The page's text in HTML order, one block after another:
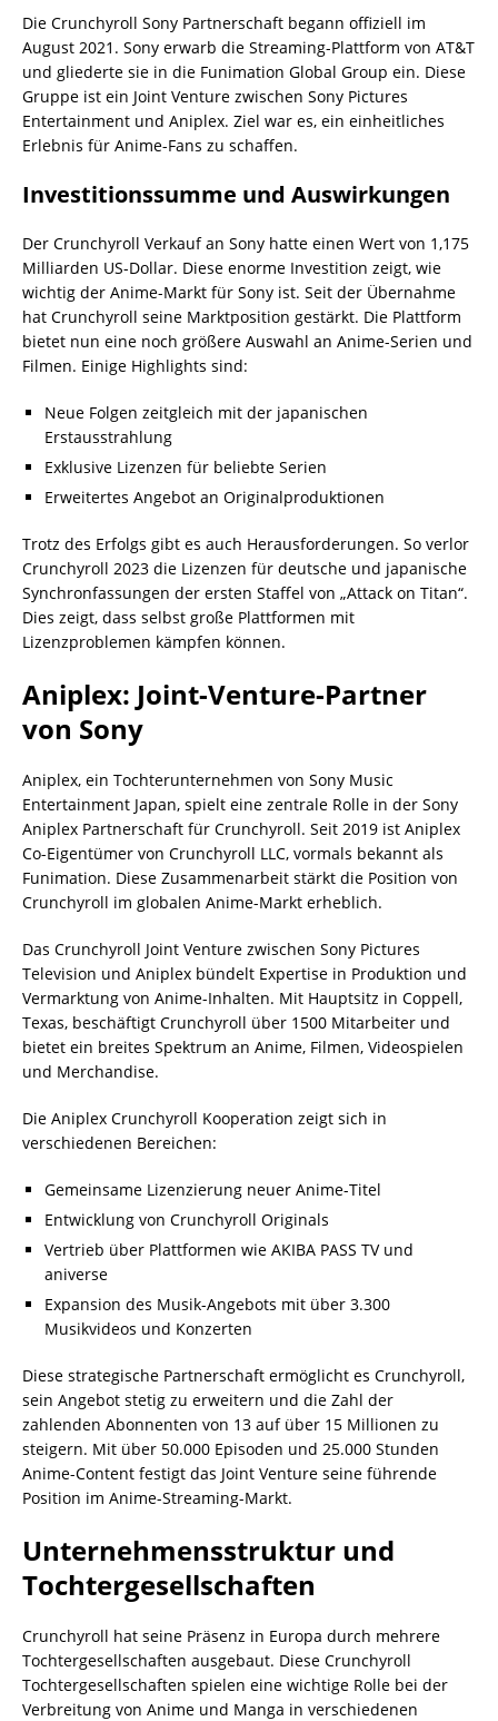
Die Crunchyroll Sony Partnerschaft begann offiziell im
August 2021. Sony erwarb die Streaming-Plattform von AT&T
und gliederte sie in die Funimation Global Group ein. Diese
Gruppe ist ein Joint Venture zwischen Sony Pictures
Entertainment und Aniplex. Ziel war es, ein einheitliches
Erlebnis für Anime-Fans zu schaffen.
Investitionssumme und Auswirkungen
Der Crunchyroll Verkauf an Sony hatte einen Wert von 1,175
Milliarden US-Dollar. Diese enorme Investition zeigt, wie
wichtig der Anime-Markt für Sony ist. Seit der Übernahme
hat Crunchyroll seine Marktposition gestärkt. Die Plattform
bietet nun eine noch größere Auswahl an Anime-Serien und
Filmen. Einige Highlights sind:
Neue Folgen zeitgleich mit der japanischen
Erstausstrahlung
Exklusive Lizenzen für beliebte Serien
Erweitertes Angebot an Originalproduktionen
Trotz des Erfolgs gibt es auch Herausforderungen. So verlor
Crunchyroll 2023 die Lizenzen für deutsche und japanische
Synchronfassungen der ersten Staffel von „Attack on Titan“.
Dies zeigt, dass selbst große Plattformen mit
Lizenzproblemen kämpfen können.
Aniplex: Joint-Venture-Partner
von Sony
Aniplex, ein Tochterunternehmen von Sony Music
Entertainment Japan, spielt eine zentrale Rolle in der Sony
Aniplex Partnerschaft für Crunchyroll. Seit 2019 ist Aniplex
Co-Eigentümer von Crunchyroll LLC, vormals bekannt als
Funimation. Diese Zusammenarbeit stärkt die Position von
Crunchyroll im globalen Anime-Markt erheblich.
Das Crunchyroll Joint Venture zwischen Sony Pictures
Television und Aniplex bündelt Expertise in Produktion und
Vermarktung von Anime-Inhalten. Mit Hauptsitz in Coppell,
Texas, beschäftigt Crunchyroll über 1500 Mitarbeiter und
bietet ein breites Spektrum an Anime, Filmen, Videospielen
und Merchandise.
Die Aniplex Crunchyroll Kooperation zeigt sich in
verschiedenen Bereichen:
Gemeinsame Lizenzierung neuer Anime-Titel
Entwicklung von Crunchyroll Originals
Vertrieb über Plattformen wie AKIBA PASS TV und
aniverse
Expansion des Musik-Angebots mit über 3.300
Musikvideos und Konzerten
Diese strategische Partnerschaft ermöglicht es Crunchyroll,
sein Angebot stetig zu erweitern und die Zahl der
zahlenden Abonnenten von 13 auf über 15 Millionen zu
steigern. Mit über 50.000 Episoden und 25.000 Stunden
Anime-Content festigt das Joint Venture seine führende
Position im Anime-Streaming-Markt.
Unternehmensstruktur und
Tochtergesellschaften
Crunchyroll hat seine Präsenz in Europa durch mehrere
Tochtergesellschaften ausgebaut. Diese Crunchyroll
Tochtergesellschaften spielen eine wichtige Rolle bei der
Verbreitung von Anime und Manga in verschiedenen